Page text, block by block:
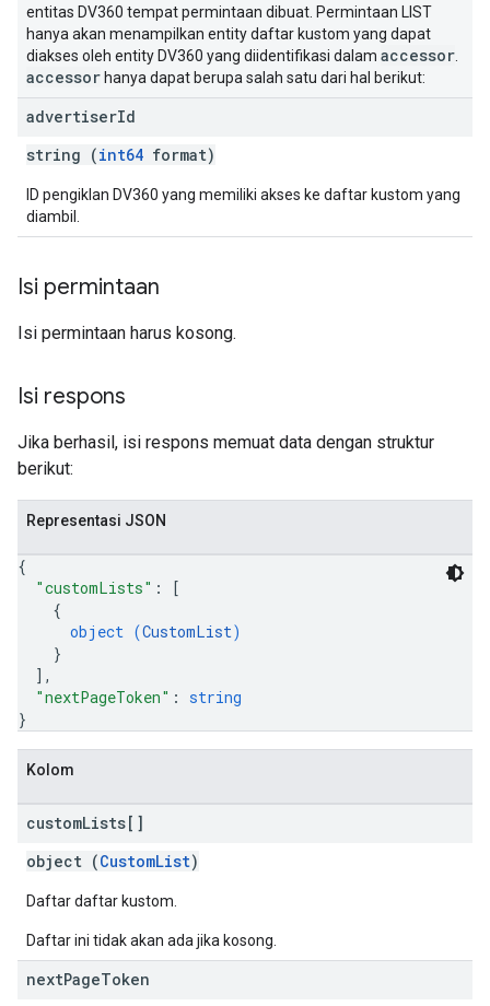
entitas DV360 tempat permintaan dibuat. Permintaan LIST
hanya akan menampilkan entity daftar kustom yang dapat
diakses oleh entity DV360 yang diidentifikasi dalam accessor
accessor hanya dapat berupa salah satu dari hal berikut:
advertiserId
string (int64 format)
ID pengiklan DV360 yang memiliki akses ke daftar kustom yang
diambil.
Isi permintaan
Isi permintaan harus kosong.
Isi respons
Jika berhasil, isi respons memuat data dengan struktur
berikut:
Representasi JSON
{
"customLists" :
[
{
object (CustomList)
}
] ,
"nextPageToken" : string
}
Kolom
customLists[]
object (CustomList)
Daftar daftar kustom.
Daftar ini tidak akan ada jika kosong.
nextPageToken